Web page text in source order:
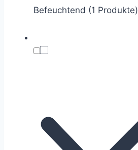
Befeuchtend (1 Produkte)